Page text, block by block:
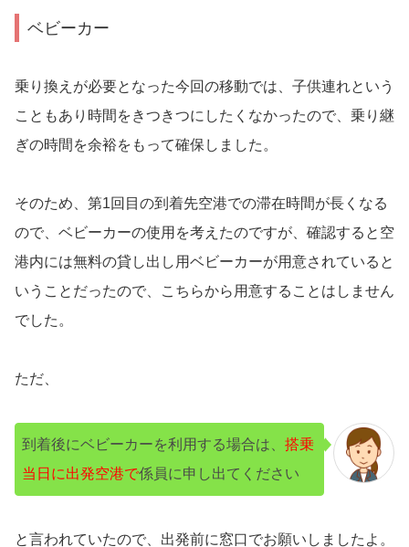
ベビーカー
乗り換えが必要となった今回の移動では、子供連れという
こともあり時間をきつきつにしたくなかったので、乗り継
ぎの時間を余裕をもって確保しました。
そのため、第1回目の到着先空港での滞在時間が長くなる
ので、ベビーカーの使用を考えたのですが、確認すると空
港内には無料の貸し出し用ベビーカーが用意されていると
いうことだったので、こちらから用意することはしません
でした。
ただ、
到着後にベビーカーを利用する場合は、 搭乗
当日に出発空港で係員に申し出てください
と言われていたので、出発前に窓口でお願いしましたよ。